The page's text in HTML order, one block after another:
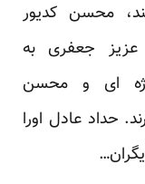
محسن کدیور
جعفری به
ای و محسن
حداد عادل اورا